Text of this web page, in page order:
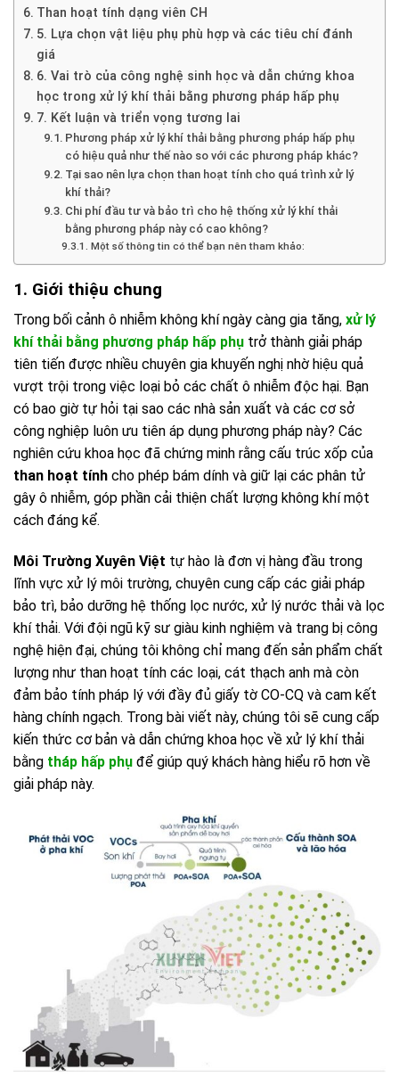
Than hoạt tính dạng viên CH
5. Lựa chọn vật liệu phụ phù hợp và các tiêu chí đánh
giá
6. Vai trò của công nghệ sinh học và dẫn chứng khoa
học trong xử lý khí thải bằng phương pháp hấp phụ
7. Kết luận và triển vọng tương lai
Phương pháp xử lý khí thải bằng phương pháp hấp phụ
có hiệu quả như thế nào so với các phương pháp khác?
Tại sao nên lựa chọn than hoạt tính cho quá trình xử lý
khí thải?
Chi phí đầu tư và bảo trì cho hệ thống xử lý khí thải
bằng phương pháp này có cao không?
Một số thông tin có thể bạn nên tham khảo:
1. Giới thiệu chung
Trong bối cảnh ô nhiễm không khí ngày càng gia tăng, xử lý
khí thải bằng phương pháp hấp phụ trở thành giải pháp
tiên tiến được nhiều chuyên gia khuyến nghị nhờ hiệu quả
vượt trội trong việc loại bỏ các chất ô nhiễm độc hại. Bạn
có bao giờ tự hỏi tại sao các nhà sản xuất và các cơ sở
công nghiệp luôn ưu tiên áp dụng phương pháp này? Các
nghiên cứu khoa học đã chứng minh rằng cấu trúc xốp của
than hoạt tính cho phép bám dính và giữ lại các phân tử
gây ô nhiễm, góp phần cải thiện chất lượng không khí một
cách đáng kể.
Môi Trường Xuyên Việt tự hào là đơn vị hàng đầu trong
lĩnh vực xử lý môi trường, chuyên cung cấp các giải pháp
bảo trì, bảo dưỡng hệ thống lọc nước, xử lý nước thải và lọc
khí thải. Với đội ngũ kỹ sư giàu kinh nghiệm và trang bị công
nghệ hiện đại, chúng tôi không chỉ mang đến sản phẩm chất
lượng như than hoạt tính các loại, cát thạch anh mà còn
đảm bảo tính pháp lý với đầy đủ giấy tờ CO-CQ và cam kết
hàng chính ngạch. Trong bài viết này, chúng tôi sẽ cung cấp
kiến thức cơ bản và dẫn chứng khoa học về xử lý khí thải
bằng tháp hấp phụ để giúp quý khách hàng hiểu rõ hơn về
giải pháp này.